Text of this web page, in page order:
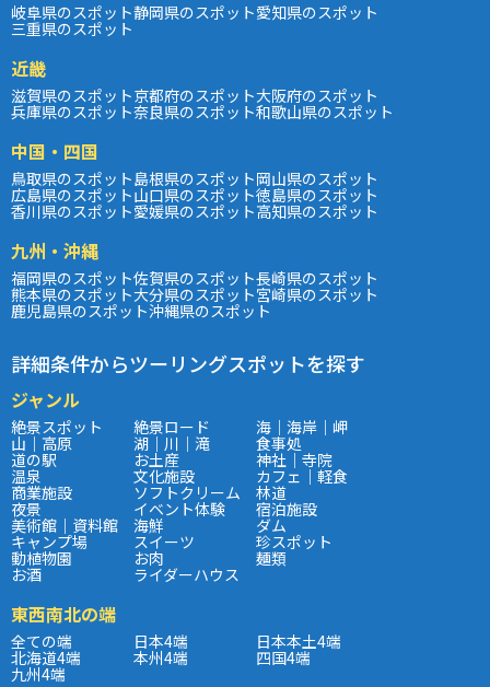
岐阜県のスポット静岡県のスポット愛知県のスポット
三重県のスポット
近畿
滋賀県のスポット京都府のスポット大阪府のスポット
兵庫県のスポット奈良県のスポット和歌山県のスポット
中国・四国
鳥取県のスポット島根県のスポット岡山県のスポット
広島県のスポット山口県のスポット徳島県のスポット
香川県のスポット愛媛県のスポット高知県のスポット
九州・沖縄
福岡県のスポット佐賀県のスポット長崎県のスポット
熊本県のスポット大分県のスポット宮崎県のスポット
鹿児島県のスポット沖縄県のスポット
詳細条件からツーリングスポットを探す
ジャンル
絶景スポット 絶景ロード 海｜海岸｜岬
山｜高原 湖｜川｜滝 食事処
道の駅 お土産 神社｜寺院
温泉 文化施設 カフェ｜軽食
商業施設 ソフトクリーム 林道
夜景 イベント体験 宿泊施設
美術館｜資料館 海鮮 ダム
キャンプ場 スイーツ 珍スポット
動植物園 お肉 麺類
お酒 ライダーハウス
東西南北の端
全ての端 日本4端 日本本土4端
北海道4端 本州4端 四国4端
九州4端